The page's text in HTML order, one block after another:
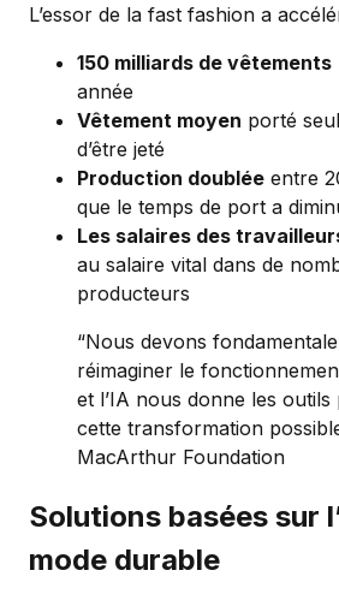
L’essor de la fast fashion a
150 milliards de vêtements
année
Vêtement moyen porté
d’être jeté
Production doublée entre
que le temps de port a
Les salaires des
au salaire vital dans de
producteurs
“Nous devons
réimaginer le
et l’IA nous donne les
cette transformation
MacArthur Foundation
Solutions basées sur
mode durable